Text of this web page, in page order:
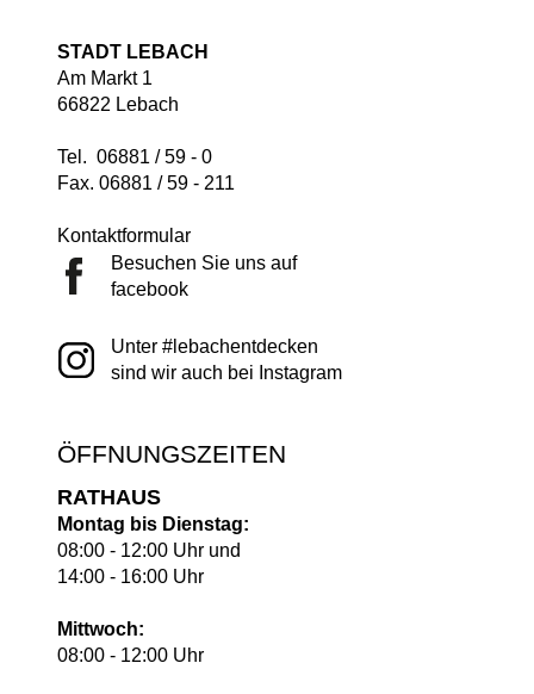
STADT LEBACH
Am Markt 1
66822 Lebach
Tel. 06881 / 59 - 0
Fax. 06881 / 59 - 211
Kontaktformular
Besuchen Sie uns auf
facebook
Unter #lebachentdecken
sind wir auch bei Instagram
ÖFFNUNGSZEITEN
RATHAUS
Montag bis Dienstag:
08:00 - 12:00 Uhr und
14:00 - 16:00 Uhr
Mittwoch:
08:00 - 12:00 Uhr